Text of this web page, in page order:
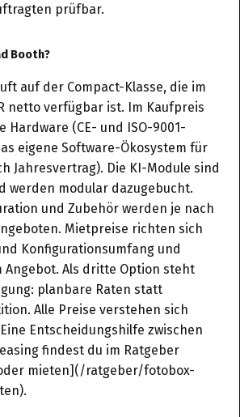
prüfbar.
Booth?
auf der Compact-Klasse, die im
netto verfügbar ist. Im Kaufpreis
Hardware (CE- und ISO-9001-
eigene Software-Ökosystem für
Jahresvertrag). Die KI-Module sind
werden modular dazugebucht.
und Zubehör werden je nach
Mietpreise richten sich
Konfigurationsumfang und
Angebot. Als dritte Option steht
planbare Raten statt
Alle Preise verstehen sich
Entscheidungshilfe zwischen
findest du im Ratgeber
mieten](/ratgeber/fotobox-